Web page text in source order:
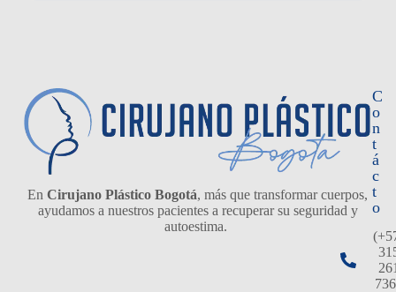
En Cirujano Plástico Bogotá, más que transformar cuerpos,
ayudamos a nuestros pacientes a recuperar su seguridad y
autoestima.
C
o
n
t
á
c
t
o